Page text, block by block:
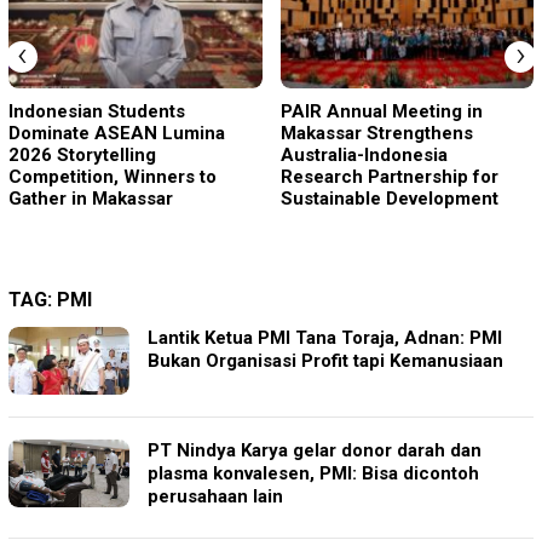
Indonesian Students
Dominate ASEAN Lumina
2026 Storytelling
Competition, Winners to
Gather in Makassar
PAIR Annual Meeting in
Makassar Strengthens
Australia-Indonesia
Research Partnership for
Sustainable Development
‹ ›
TAG: PMI
Lantik Ketua PMI Tana Toraja, Adnan: PMI
Bukan Organisasi Profit tapi Kemanusiaan
PT Nindya Karya gelar donor darah dan
plasma konvalesen, PMI: Bisa dicontoh
perusahaan lain